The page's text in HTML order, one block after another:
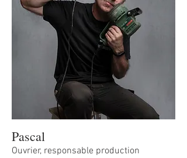
Pascal
Ouvrier, responsable production